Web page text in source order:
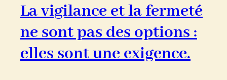
La vigilance et la fermeté
ne sont pas des options :
elles sont une exigence.